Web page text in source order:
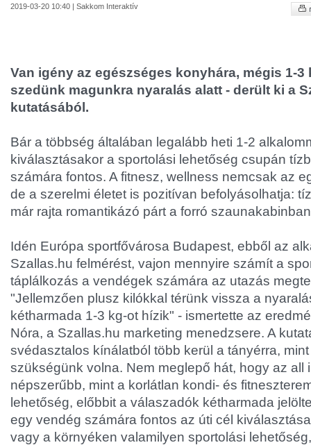
2019-03-20 10:40 | Sakkom Interaktív
Van igény az egészséges konyhára, mégis 1-3
szedünk magunkra nyaralás alatt - derült ki a
kutatásából.
Bár a többség általában legalább heti 1-2
kiválasztásakor a sportolási lehetőség csupán
számára fontos. A fitnesz, wellness nemcsak az
de a szerelmi életet is pozitívan befolyásolhatja:
már rajta romantikázó párt a forró
Idén Európa sportfővárosa Budapest, ebből az
Szallas.hu felmérést, vajon mennyire számít a
táplálkozás a vendégek számára az utazás
"Jellemzően plusz kilókkal térünk vissza a
kétharmada 1-3 kg-ot hízik" - ismertette az
Nóra, a Szallas.hu marketing menedzsere. A
svédasztalos kínálatból több kerül a tányérra,
szükségünk volna. Nem meglepő hát, hogy az all
népszerűbb, mint a korlátlan kondi- és
lehetőség, előbbit a válaszadók kétharmada
egy vendég számára fontos az úti cél
vagy a környéken valamilyen sportolási